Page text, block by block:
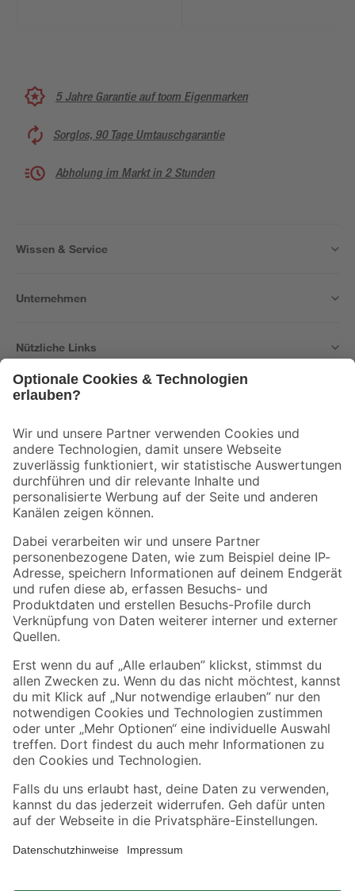
5 Jahre Garantie auf toom Eigenmarken
Sorglos, 90 Tage Umtauschgarantie
Abholung im Markt in 2 Stunden
Wissen & Service
Unternehmen
Nützliche Links
Der toom Newsletter: Keine Angebote und Aktionen mehr verpassen!
Zur Newsletter Anmeldung
Folge uns
Zahlungsarten Versandarten
Sicher einkaufen
Jetzt die toom-App herunterladen
Alle Preisangaben in EUR inkl. gesetzl. MwSt.. Die dargestellten Angebote sind unter
Umständen nicht in allen Märkten verfügbar. Die angegebenen Verfügbarkeiten beziehen
Produkte nur solange der Vorrat reicht.
*Paketversand ab 59 € versandkostenfrei, gilt nicht für Artikel mit Speditionsversand, hier